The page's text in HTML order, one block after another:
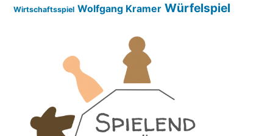
Wirtschaftsspiel Wolfgang Kramer Würfelspiel